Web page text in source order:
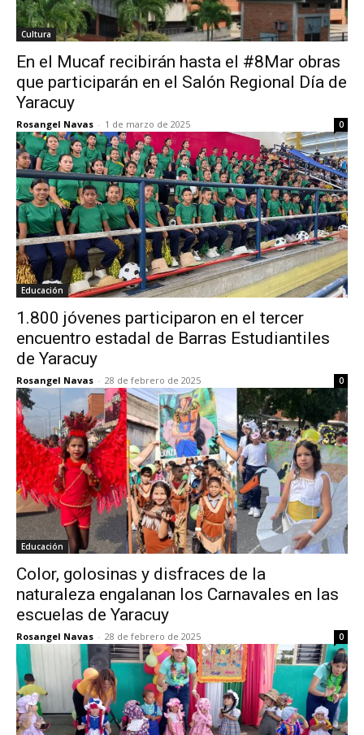
Cultura
En el Mucaf recibirán hasta el #8Mar obras
que participarán en el Salón Regional Día de
Yaracuy
Rosangel Navas - 1 de marzo de 2025 0
Educación
1.800 jóvenes participaron en el tercer
encuentro estadal de Barras Estudiantiles
de Yaracuy
Rosangel Navas - 28 de febrero de 2025 0
Educación
Color, golosinas y disfraces de la
naturaleza engalanan los Carnavales en las
escuelas de Yaracuy
Rosangel Navas - 28 de febrero de 2025 0